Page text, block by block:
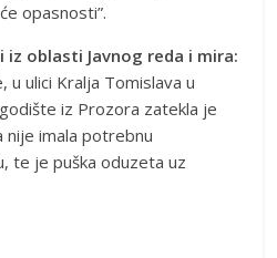
opasnosti”.
oblasti Javnog reda i mira:
u ulici Kralja Tomislava u
iz Prozora zatekla je
nije imala potrebnu
te je puška oduzeta uz